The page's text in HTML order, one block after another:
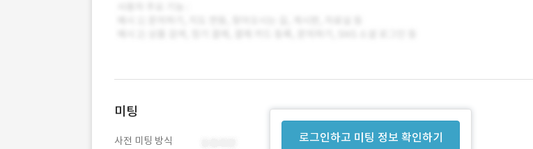
로그인하고 미팅 정보 확인하기
미팅
사전 미팅 방식